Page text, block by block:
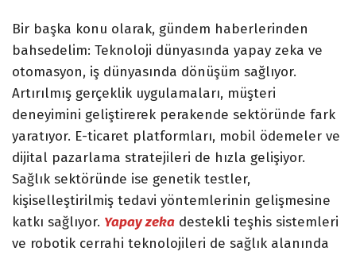
Bir başka konu olarak, gündem haberlerinden
bahsedelim: Teknoloji dünyasında yapay zeka ve
otomasyon, iş dünyasında dönüşüm sağlıyor.
Artırılmış gerçeklik uygulamaları, müşteri
deneyimini geliştirerek perakende sektöründe fark
yaratıyor. E-ticaret platformları, mobil ödemeler ve
dijital pazarlama stratejileri de hızla gelişiyor.
Sağlık sektöründe ise genetik testler,
kişiselleştirilmiş tedavi yöntemlerinin gelişmesine
katkı sağlıyor. Yapay zeka destekli teşhis sistemleri
ve robotik cerrahi teknolojileri de sağlık alanında